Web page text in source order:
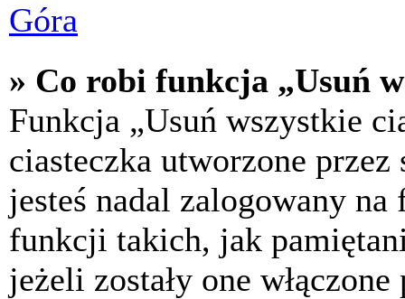
Góra
» Co robi funkcja „Usuń
Funkcja „Usuń wszystkie
ciasteczka utworzone
jesteś nadal zalogowany
funkcji takich, jak
jeżeli zostały one